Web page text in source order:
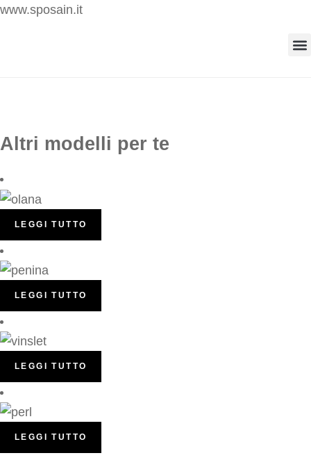
www.sposain.it
Altri modelli per te
LEGGI TUTTO
LEGGI TUTTO
LEGGI TUTTO
LEGGI TUTTO